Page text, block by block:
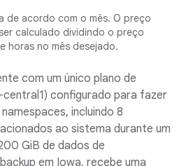
de acordo com o mês. O preço
calculado dividindo o preço
horas no mês desejado.
com um único plano de
central1) configurado para fazer
incluindo 8
ao sistema durante um
GiB de dados de
em Iowa, recebe uma